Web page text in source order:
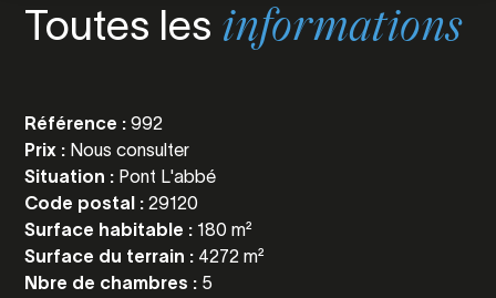
Toutes les informations
Référence :992
Prix : Nous consulter
Situation : Pont L'abbé
Code postal :29120
Surface habitable : 180 m²
Surface du terrain : 4272 m²
Nbre de chambres : 5